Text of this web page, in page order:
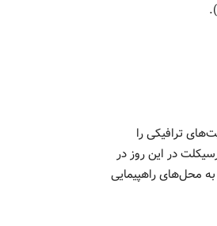
ترافیکی را
در این روز در
محل‌های راهپیمایی